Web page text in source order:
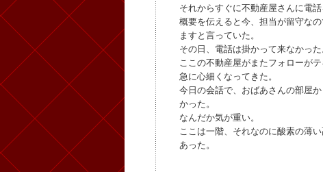
それからすぐに不動産屋さんに電話
概要を伝えると今、担当が留守な
ますと言っていた。
その日、電話は掛かって来なかった
ここの不動産屋がまたフォローがテ
急に心細くなってきた。
今日の会話で、おばあさんの部屋
かった。
なんだか気が重い。
ここは一階、それなのに酸素の薄
あった。